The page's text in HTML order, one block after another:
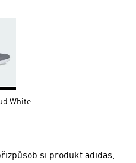
White
si produkt adidas,